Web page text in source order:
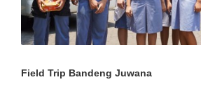
Field Trip Bandeng Juwana